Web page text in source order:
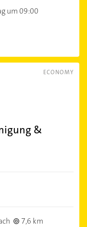
um 09:00
ECONOMY
&
7,6 km